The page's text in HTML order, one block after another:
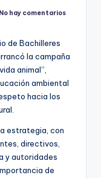
No hay comentarios
de Bachilleres
la campaña
animal”,
ambiental
hacia los
estrategia, con
directivos,
y autoridades
de